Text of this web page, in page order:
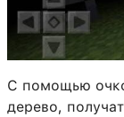
С помощью
дерево,